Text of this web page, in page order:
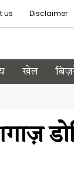
us Disclaimer
खेल